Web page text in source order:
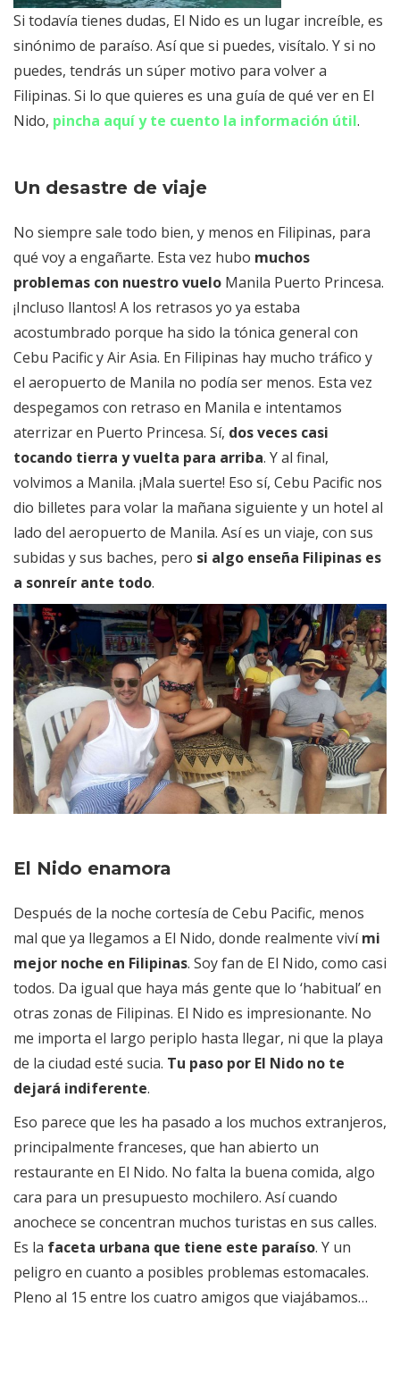
Si todavía tienes dudas, El Nido es un lugar increíble, es
sinónimo de paraíso. Así que si puedes, visítalo. Y si no
puedes, tendrás un súper motivo para volver a
Filipinas. Si lo que quieres es una guía de qué ver en El
Nido, pincha aquí y te cuento la información útil.
Un desastre de viaje
No siempre sale todo bien, y menos en Filipinas, para
qué voy a engañarte. Esta vez hubo muchos
problemas con nuestro vuelo Manila Puerto Princesa.
¡Incluso llantos! A los retrasos yo ya estaba
acostumbrado porque ha sido la tónica general con
Cebu Pacific y Air Asia. En Filipinas hay mucho tráfico y
el aeropuerto de Manila no podía ser menos. Esta vez
despegamos con retraso en Manila e intentamos
aterrizar en Puerto Princesa. Sí, dos veces casi
tocando tierra y vuelta para arriba. Y al final,
volvimos a Manila. ¡Mala suerte! Eso sí, Cebu Pacific nos
dio billetes para volar la mañana siguiente y un hotel al
lado del aeropuerto de Manila. Así es un viaje, con sus
subidas y sus baches, pero si algo enseña Filipinas es
a sonreír ante todo.
El Nido enamora
Después de la noche cortesía de Cebu Pacific, menos
mal que ya llegamos a El Nido, donde realmente vivími
mejor noche en Filipinas. Soy fan de El Nido, como casi
todos. Da igual que haya más gente que lo ‘habitual’ en
otras zonas de Filipinas. El Nido es impresionante. No
me importa el largo periplo hasta llegar, ni que la playa
de la ciudad esté sucia. Tu paso por El Nido no te
dejará indiferente.
Eso parece que les ha pasado a los muchos extranjeros,
principalmente franceses, que han abierto un
restaurante en El Nido. No falta la buena comida, algo
cara para un presupuesto mochilero. Así cuando
anochece se concentran muchos turistas en sus calles.
Es la faceta urbana que tiene este paraíso. Y un
peligro en cuanto a posibles problemas estomacales.
Pleno al 15 entre los cuatro amigos que viajábamos…